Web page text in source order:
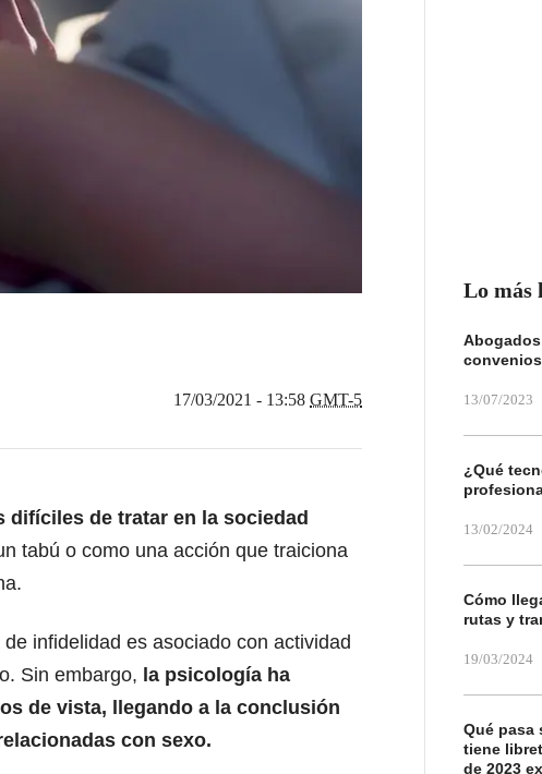
17/03/2021 - 13:58 GMT-5
difíciles de tratar en la sociedad
tabú o como una acción que traiciona
infidelidad es asociado con actividad
Sin embargo, la psicología ha
de vista, llegando a la conclusión
con sexo.
Lo más
13/07/2023
¿Qué
13/02/2024
Cómo
rutas y
19/03/2024
Qué pasa
tiene
de 2023